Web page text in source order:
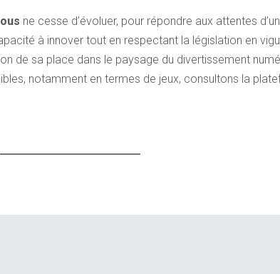
ne cesse d’évoluer, pour répondre aux attentes
à innover tout en respectant la législation en
de sa place dans le paysage du divertissement
notamment en termes de jeux, consultons la